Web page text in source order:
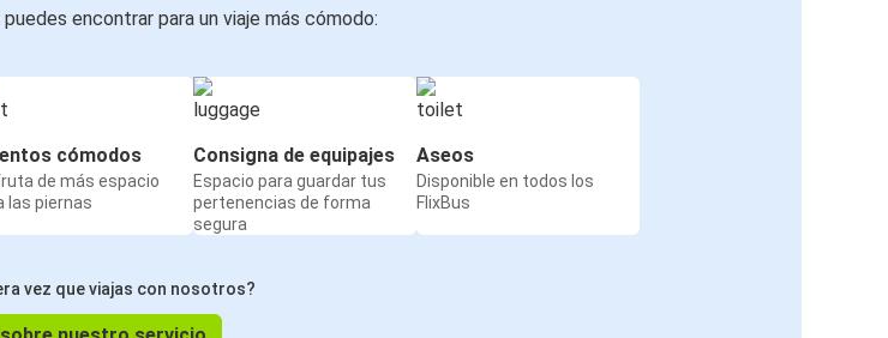
encontrar para un viaje más cómodo:
cómodos
de más espacio
las piernas
Consigna de equipajes
Espacio para guardar tus
pertenencias de forma
segura
Aseos
Disponible en todos los
FlixBus
vez que viajas con nosotros?